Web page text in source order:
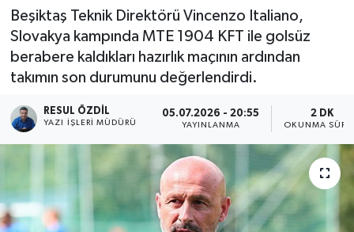
Beşiktaş Teknik Direktörü Vincenzo Italiano,
Slovakya kampında MTE 1904 KFT ile golsüz
berabere kaldıkları hazırlık maçının ardından
takımın son durumunu değerlendirdi.
RESUL ÖZDIL
YAZI İŞLERI MÜDÜRÜ
05.07.2026 - 20:55
YAYINLANMA
2 DK
OKUNMA